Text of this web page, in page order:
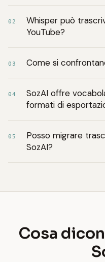
02
Whisper può
YouTube?
03 Come si
04
SozAI offre
formati di
05
Posso migrare
SozAI?
Cosa